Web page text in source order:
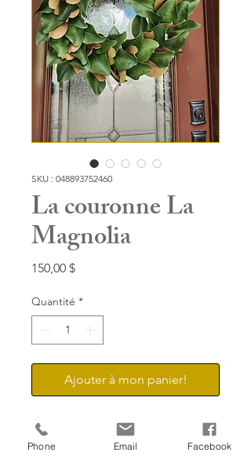
SKU : 048893752460
La couronne La
Magnolia
150,00 $Prix
Quantité *
Ajouter à mon panier!
Composée de feuilles de
magnolia et parfaitement
Phone Email Facebook